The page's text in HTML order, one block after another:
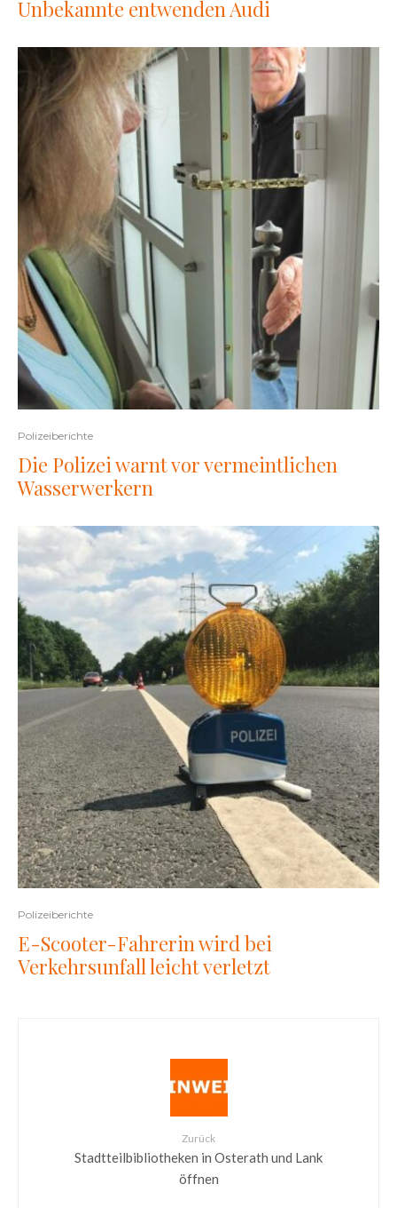
Unbekannte entwenden Audi
Polizeiberichte
Die Polizei warnt vor vermeintlichen
Wasserwerkern
Polizeiberichte
E-Scooter-Fahrerin wird bei
Verkehrsunfall leicht verletzt
Zurück
Stadtteilbibliotheken in Osterath und Lank
öffnen